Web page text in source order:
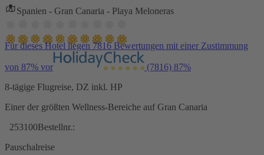
Spanien - Gran Canaria - Playa Meloneras
Für dieses Hotel liegen 7816 Bewertungen mit einer Zustimmung
von 87% vor (7816) 87%
8-tägige Flugreise, DZ inkl. HP
Einer der größten Wellness-Bereiche auf Gran Canaria
253100Bestellnr.:
Pauschalreise